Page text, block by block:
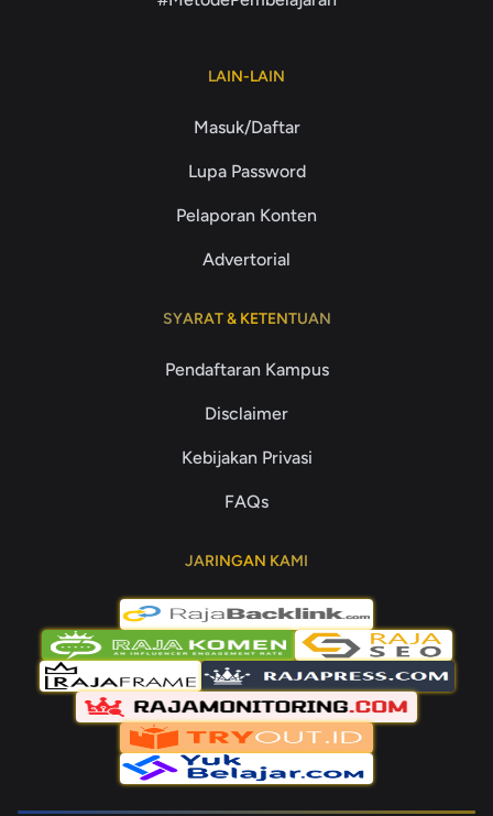
LAIN-LAIN
Masuk/Daftar
Lupa Password
Pelaporan Konten
Advertorial
SYARAT & KETENTUAN
Pendaftaran Kampus
Disclaimer
Kebijakan Privasi
FAQs
JARINGAN KAMI